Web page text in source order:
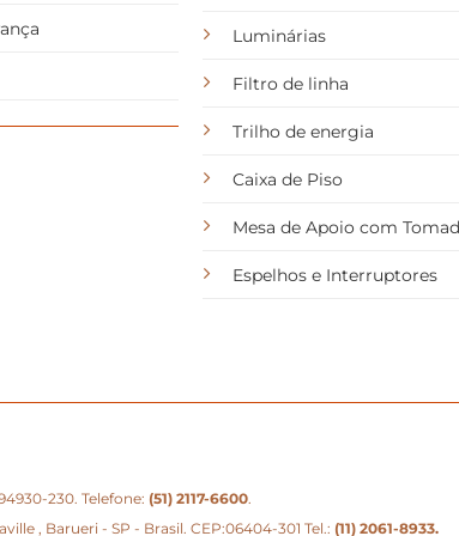
Luminárias
Filtro de linha
Trilho de energia
Caixa de Piso
Mesa de Apoio com
Espelhos e Interruptores
230. Telefone: (51) 2117-6600.
, Barueri - SP - Brasil. CEP:06404-301 Tel.: (11) 2061-8933.